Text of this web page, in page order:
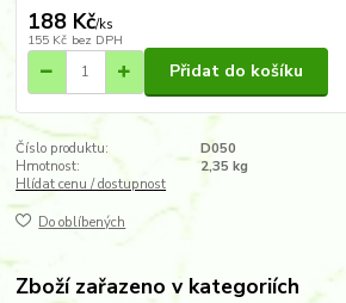
188 Kč/ks
155 Kč bez DPH
Přidat do košíku
Číslo produktu:
D050
Hmotnost:
2,35 kg
Hlídat cenu / dostupnost
Do oblíbených
Zboží zařazeno v kategoriích